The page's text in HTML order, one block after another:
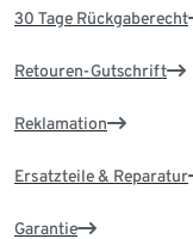
30 Tage Rückgaberecht
Retouren-Gutschrift
Reklamation
Ersatzteile & Reparatur
Garantie